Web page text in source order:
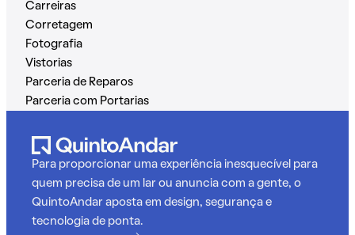
Carreiras
Corretagem
Fotografia
Vistorias
Parceria de Reparos
Parceria com Portarias
Para proporcionar uma experiência inesquecível para
quem precisa de um lar ou anuncia com a gente, o
QuintoAndar aposta em design, segurança e
tecnologia de ponta.